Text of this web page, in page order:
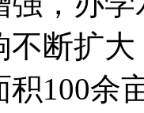
不断扩
余亩